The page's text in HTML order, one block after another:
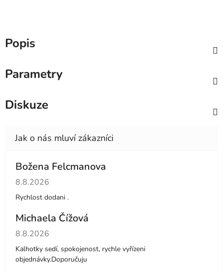
Popis
Parametry
Diskuze
Božena Felcmanova
Hodnocení obchodu je 5 z 5 hvězdiček.
8.8.2026
Rychlost dodani .
Michaela Čížová
Hodnocení obchodu je 5 z 5 hvězdiček.
8.8.2026
Kalhotky sedí, spokojenost, rychle vyřízeni
objednávky.Doporučuju